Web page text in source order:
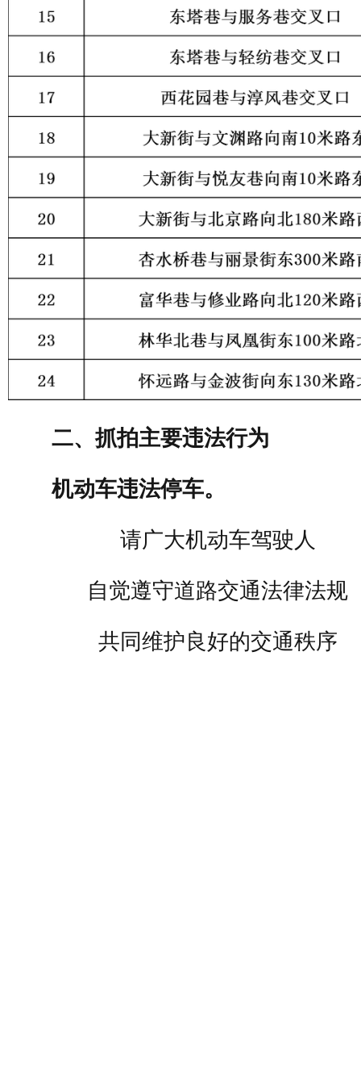
二、抓拍主要违法行为
机动车违法停车。
请广大机动车驾驶人
自觉遵守道路交通法律法规
共同维护良好的交通秩序